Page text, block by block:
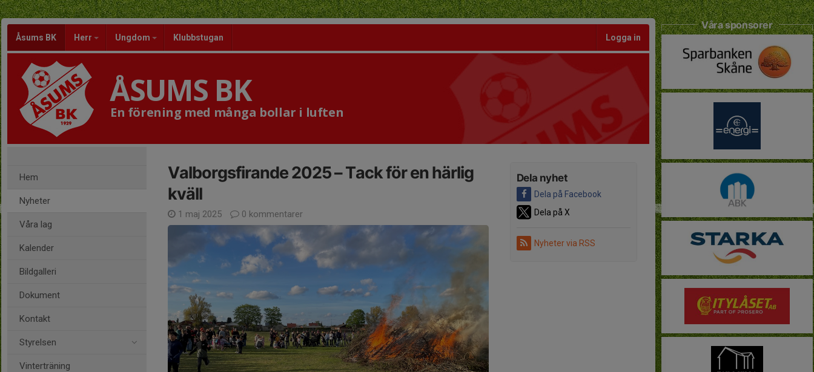
Åsums BK Herr Ungdom Klubbstugan Logga in
ÅSUMS BK
En förening med många bollar i luften
Hem
Nyheter
Våra lag
Kalender
Bildgalleri
Dokument
Kontakt
Styrelsen
Vinterträning
Dela nyhet
Dela på Facebook
Dela på X
Nyheter via RSS
Valborgsfirande 2025 – Tack för en härlig
kväll
1 maj 2025 0 kommentarer
Våra sponsorer